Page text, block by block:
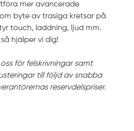
mer avancerade
byte av trasiga kretsar på
touch, laddning, ljud mm.
hjälper vi dig!
oss för felskrivningar samt
till följd av snabba
reservdelspriser.